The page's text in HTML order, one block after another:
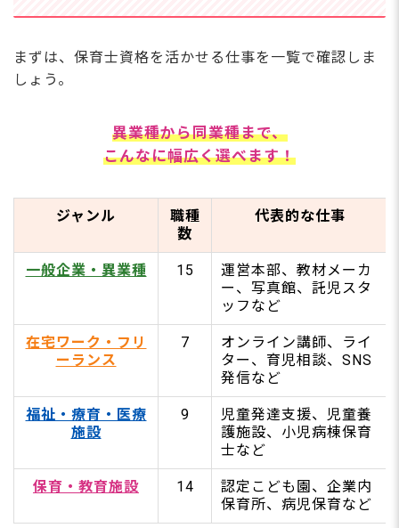
オンライン幼児教室の講師
保育士インスタグラマー・SNS発信者
オンライン育児相談・カウンセラー
お絵描き・筆ペンクリエイター
ハンドメイド・型紙販売クリエイター
障がい児施設（児童発達支援・放課後等デイサービ
放課後児童クラブ（学童保育）
母子生活支援施設
療育センター（公立）
子どもと関わり続けたい方へ！保育・教育施設の
仕事【14選】
病児保育・病後児保育
子育て支援センター（子育て広場）
認定こども園
まずは、保育士資格を活かせる仕事を一覧で確認しま
しょう。
異業種から同業種まで、
こんなに幅広く選べます！
ジャンル
職種
数
代表的な仕事
一般企業・異業種 15
運営本部、教材メーカ
ー、写真館、託児スタ
ッフなど
在宅ワーク・フリ
ーランス
7
オンライン講師、ライ
ター、育児相談、SNS
発信など
福祉・療育・医療
施設
9
児童発達支援、児童養
護施設、小児病棟保育
士など
保育・教育施設 14
認定こども園、企業内
保育所、病児保育など